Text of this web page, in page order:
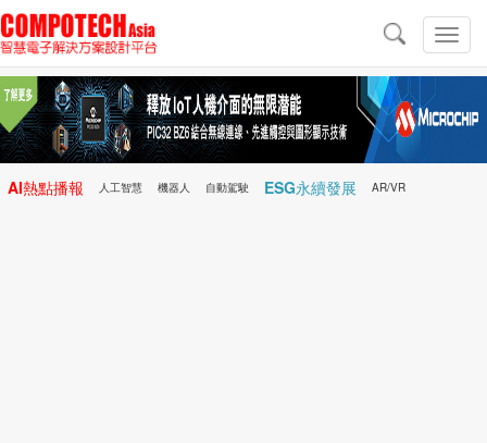
切
換
導
航
AI熱點播報 人工智慧 機器人 自動駕駛 ESG永續發展 AR/VR